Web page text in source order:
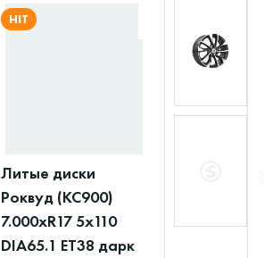
HIT
Литые диски
Роквуд (КС900)
7.000xR17 5x110
DIA65.1 ET38 дарк